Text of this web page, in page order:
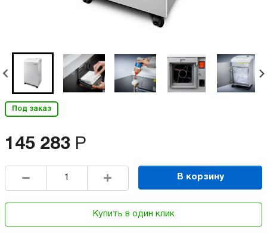
Под заказ
145 283 Р
В корзину
Купить в один клик